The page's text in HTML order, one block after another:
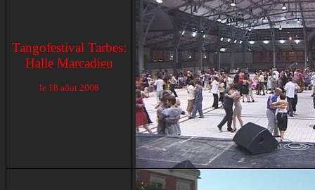
Tangofestival Tarbes:
Halle Marcadieu
le 18 aôut 2008